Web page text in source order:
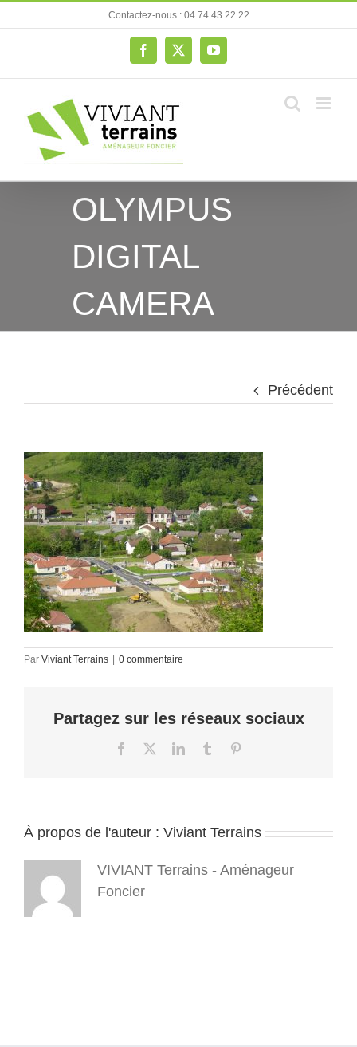
au
Contactez-nous : 04 74 43 22 22
Facebook
X YouTube
OLYMPUS
DIGITAL
CAMERA
Précédent
Par Viviant Terrains 0 commentaire
Partagez sur les réseaux sociaux
Facebook LinkedInTumblr
À propos de l'auteur : Viviant Terrains
VIVIANT Terrains - Aménageur
Foncier